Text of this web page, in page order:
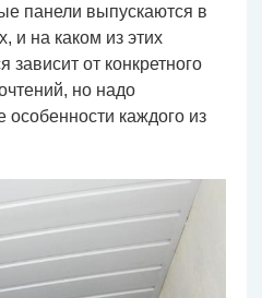
панели выпускаются в
и на каком из этих
зависит от конкретного
но надо
каждого из